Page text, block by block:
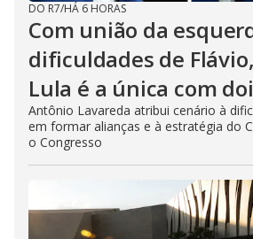
DO R7/HÁ 6 HORAS
Com união da
dificuldades de
Lula é a única com
Antônio Lavareda atribui cenário à
em formar alianças e à estratégia do
o Congresso